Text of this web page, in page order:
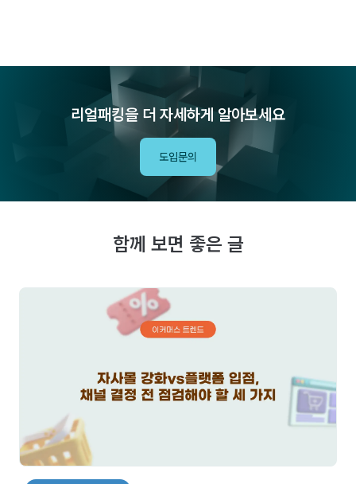
리얼패킹을 더 자세하게 알아보세요
도입문의
함께 보면 좋은 글